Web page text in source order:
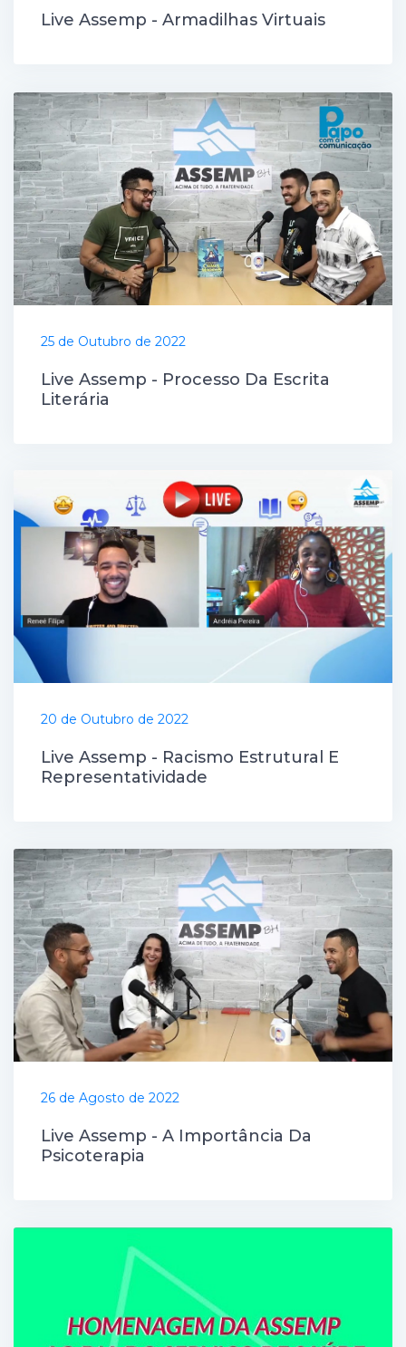
Live Assemp - Armadilhas Virtuais
25 de Outubro de 2022
Live Assemp - Processo Da Escrita
Literária
20 de Outubro de 2022
Live Assemp - Racismo Estrutural E
Representatividade
26 de Agosto de 2022
Live Assemp - A Importância Da
Psicoterapia